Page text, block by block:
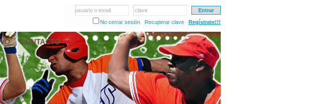
usuario o email
clave
No cerrar sesión
Recuperar clave Regístrate!!!
CONTACTO